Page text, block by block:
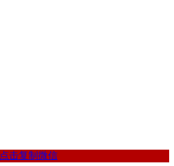
点击复制微信